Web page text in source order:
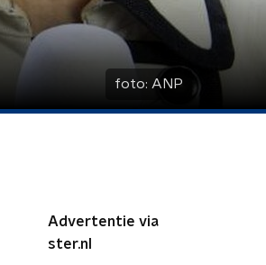
foto: ANP
Advertentie via
ster.nl